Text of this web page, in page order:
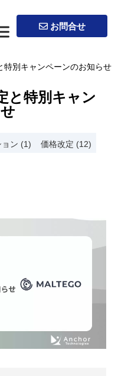
お問合せ
別キャンペーンのお知らせ
と特別キャン
ン (1) 価格改定 (12)